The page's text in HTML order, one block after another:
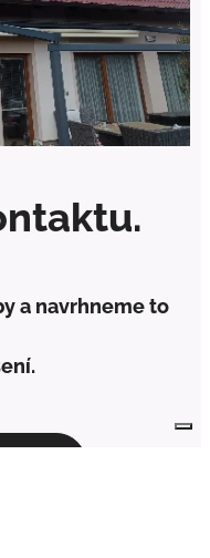
a navrhneme to